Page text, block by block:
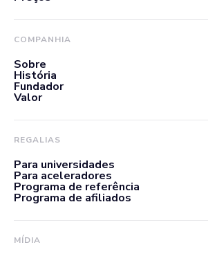
COMPANHIA
Sobre
História
Fundador
Valor
REGALIAS
Para universidades
Para aceleradores
Programa de referência
Programa de afiliados
MÍDIA